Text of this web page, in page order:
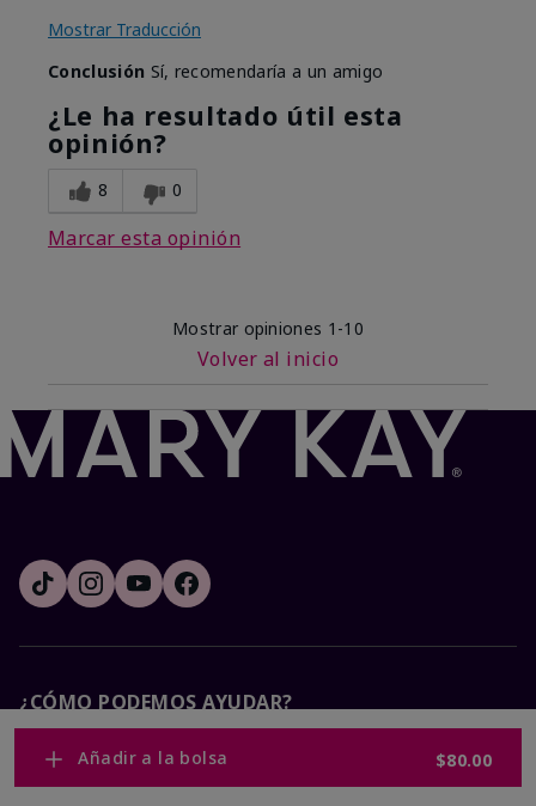
Añadir a la bolsa $80.00
Mostrar Traducción
Conclusión Sí, recomendaría a un amigo
¿Le ha resultado útil esta
opinión?
8 0
Marcar esta opinión
Mostrar opiniones 1-10
Volver al inicio
¿CÓMO PODEMOS AYUDAR?
Recibe e-mails